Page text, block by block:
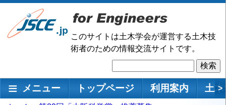
メ
ン
このサイトは土木学会が運営する土木技
術者のための情報交流サイトです。
索
メインナビゲーション
メニュー トップページ 利用案内 土 >